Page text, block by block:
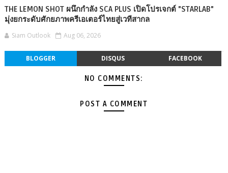
THE LEMON SHOT ผนึกกำลัง SCA PLUS เปิดโปรเจกต์ "STARLAB"
มุ่งยกระดับศักยภาพครีเอเตอร์ไทยสู่เวทีสากล
Siam Outlook Aug 06, 2026
BLOGGER DISQUS FACEBOOK
NO COMMENTS:
POST A COMMENT